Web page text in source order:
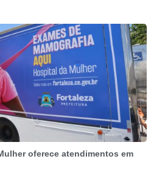
oferece atendimentos em